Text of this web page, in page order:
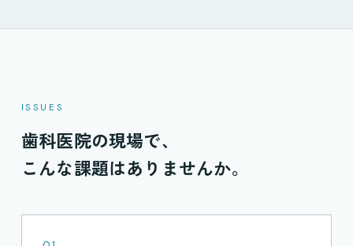
ISSUES
歯科医院の現場で、
こんな課題はありませんか。